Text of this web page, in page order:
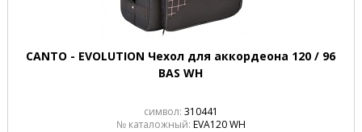
CANTO - EVOLUTION Чехол для аккордеона 120 / 96
BAS WH
символ: 310441
№ каталожный: EVA120 WH